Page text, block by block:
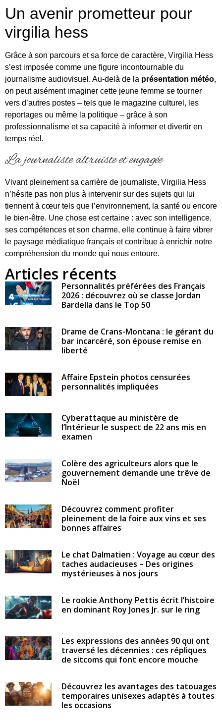
Un avenir prometteur pour
virgilia hess
Grâce à son parcours et sa force de caractère, Virgilia Hess
s’est imposée comme une figure incontournable du
journalisme audiovisuel. Au-delà de la présentation météo,
on peut aisément imaginer cette jeune femme se tourner
vers d’autres postes – tels que le magazine culturel, les
reportages ou même la politique – grâce à son
professionnalisme et sa capacité à informer et divertir en
temps réel.
La journaliste altruiste et engagée
Vivant pleinement sa carrière de journaliste, Virgilia Hess
n’hésite pas non plus à intervenir sur des sujets qui lui
tiennent à cœur tels que l’environnement, la santé ou encore
le bien-être. Une chose est certaine : avec son intelligence,
ses compétences et son charme, elle continue à faire vibrer
le paysage médiatique français et contribue à enrichir notre
compréhension du monde qui nous entoure.
Articles récents
Personnalités préférées des Français
2026 : découvrez où se classe Jordan
Bardella dans le Top 50
Drame de Crans-Montana : le gérant du
bar incarcéré, son épouse remise en
liberté
Affaire Epstein photos censurées
personnalités impliquées
Cyberattaque au ministère de
l’Intérieur le suspect de 22 ans mis en
examen
Colère des agriculteurs alors que le
gouvernement demande une trêve de
Noël
Découvrez comment profiter
pleinement de la foire aux vins et ses
bonnes affaires
Le chat Dalmatien : Voyage au cœur des
taches audacieuses – Des origines
mystérieuses à nos jours
Le rookie Anthony Pettis écrit l’histoire
en dominant Roy Jones Jr. sur le ring
Les expressions des années 90 qui ont
traversé les décennies : ces répliques
de sitcoms qui font encore mouche
Découvrez les avantages des tatouages
temporaires unisexes adaptés à toutes
les occasions